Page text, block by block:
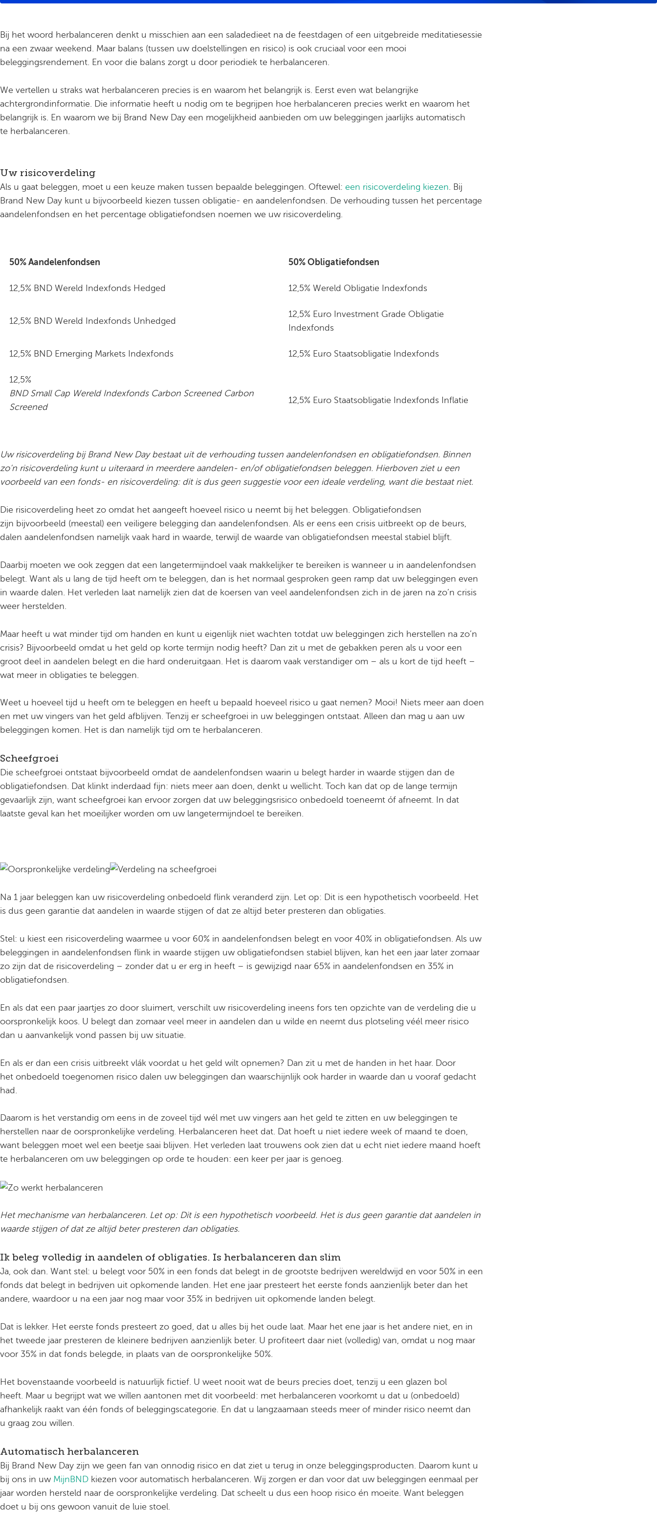
Bij het woord herbalanceren denkt u misschien aan een saladedieet na de feestdagen of een uitgebreide meditatiesessie
na een zwaar weekend. Maar balans (tussen uw doelstellingen en risico) is ook cruciaal voor een mooi
beleggingsrendement. En voor die balans zorgt u door periodiek te herbalanceren.
We vertellen u straks wat herbalanceren precies is en waarom het belangrijk is. Eerst even wat belangrijke
achtergrondinformatie. Die informatie heeft u nodig om te begrijpen hoe herbalanceren precies werkt en waarom het
belangrijk is. En waarom we bij Brand New Day een mogelijkheid aanbieden om uw beleggingen jaarlijks automatisch
te herbalanceren.
Uw risicoverdeling
Als u gaat beleggen, moet u een keuze maken tussen bepaalde beleggingen. Oftewel: een risicoverdeling kiezen. Bij
Brand New Day kunt u bijvoorbeeld kiezen tussen obligatie- en aandelenfondsen. De verhouding tussen het percentage
aandelenfondsen en het percentage obligatiefondsen noemen we uw risicoverdeling.
50% Aandelenfondsen 50% Obligatiefondsen
12,5% BND Wereld Indexfonds Hedged 12,5% Wereld Obligatie Indexfonds
12,5% BND Wereld Indexfonds Unhedged
12,5% Euro Investment Grade Obligatie
Indexfonds
12,5% BND Emerging Markets Indexfonds 12,5% Euro Staatsobligatie Indexfonds
12,5%
BND Small Cap Wereld Indexfonds Carbon Screened Carbon
Screened
12,5% Euro Staatsobligatie Indexfonds Inflatie
Uw risicoverdeling bij Brand New Day bestaat uit de verhouding tussen aandelenfondsen en obligatiefondsen. Binnen
zo’n risicoverdeling kunt u uiteraard in meerdere aandelen- en/of obligatiefondsen beleggen. Hierboven ziet u een
voorbeeld van een fonds- en risicoverdeling: dit is dus geen suggestie voor een ideale verdeling, want die bestaat niet.
Die risicoverdeling heet zo omdat het aangeeft hoeveel risico u neemt bij het beleggen. Obligatiefondsen
zijn bijvoorbeeld (meestal) een veiligere belegging dan aandelenfondsen. Als er eens een crisis uitbreekt op de beurs,
dalen aandelenfondsen namelijk vaak hard in waarde, terwijl de waarde van obligatiefondsen meestal stabiel blijft.
Daarbij moeten we ook zeggen dat een langetermijndoel vaak makkelijker te bereiken is wanneer u in aandelenfondsen
belegt. Want als u lang de tijd heeft om te beleggen, dan is het normaal gesproken geen ramp dat uw beleggingen even
in waarde dalen. Het verleden laat namelijk zien dat de koersen van veel aandelenfondsen zich in de jaren na zo’n crisis
weer herstelden.
Maar heeft u wat minder tijd om handen en kunt u eigenlijk niet wachten totdat uw beleggingen zich herstellen na zo’n
crisis? Bijvoorbeeld omdat u het geld op korte termijn nodig heeft? Dan zit u met de gebakken peren als u voor een
groot deel in aandelen belegt en die hard onderuitgaan. Het is daarom vaak verstandiger om – als u kort de tijd heeft –
wat meer in obligaties te beleggen.
Weet u hoeveel tijd u heeft om te beleggen en heeft u bepaald hoeveel risico u gaat nemen? Mooi! Niets meer aan doen
en met uw vingers van het geld afblijven. Tenzij er scheefgroei in uw beleggingen ontstaat. Alleen dan mag u aan uw
beleggingen komen. Het is dan namelijk tijd om te herbalanceren.
Scheefgroei
Die scheefgroei ontstaat bijvoorbeeld omdat de aandelenfondsen waarin u belegt harder in waarde stijgen dan de
obligatiefondsen. Dat klinkt inderdaad fijn: niets meer aan doen, denkt u wellicht. Toch kan dat op de lange termijn
gevaarlijk zijn, want scheefgroei kan ervoor zorgen dat uw beleggingsrisico onbedoeld toeneemt óf afneemt. In dat
laatste geval kan het moeilijker worden om uw langetermijndoel te bereiken.
Na 1 jaar beleggen kan uw risicoverdeling onbedoeld flink veranderd zijn. Let op: Dit is een hypothetisch voorbeeld. Het
is dus geen garantie dat aandelen in waarde stijgen of dat ze altijd beter presteren dan obligaties.
Stel: u kiest een risicoverdeling waarmee u voor 60% in aandelenfondsen belegt en voor 40% in obligatiefondsen. Als uw
beleggingen in aandelenfondsen flink in waarde stijgen uw obligatiefondsen stabiel blijven, kan het een jaar later zomaar
zo zijn dat de risicoverdeling – zonder dat u er erg in heeft – is gewijzigd naar 65% in aandelenfondsen en 35% in
obligatiefondsen.
En als dat een paar jaartjes zo door sluimert, verschilt uw risicoverdeling ineens fors ten opzichte van de verdeling die u
oorspronkelijk koos. U belegt dan zomaar veel meer in aandelen dan u wilde en neemt dus plotseling véél meer risico
dan u aanvankelijk vond passen bij uw situatie.
En als er dan een crisis uitbreekt vlák voordat u het geld wilt opnemen? Dan zit u met de handen in het haar. Door
het onbedoeld toegenomen risico dalen uw beleggingen dan waarschijnlijk ook harder in waarde dan u vooraf gedacht
had.
Daarom is het verstandig om eens in de zoveel tijd wél met uw vingers aan het geld te zitten en uw beleggingen te
herstellen naar de oorspronkelijke verdeling. Herbalanceren heet dat. Dat hoeft u niet iedere week of maand te doen,
want beleggen moet wel een beetje saai blijven. Het verleden laat trouwens ook zien dat u echt niet iedere maand hoeft
te herbalanceren om uw beleggingen op orde te houden: een keer per jaar is genoeg.
Het mechanisme van herbalanceren. Let op: Dit is een hypothetisch voorbeeld. Het is dus geen garantie dat aandelen in
waarde stijgen of dat ze altijd beter presteren dan obligaties.
Ik beleg volledig in aandelen of obligaties. Is herbalanceren dan slim
Ja, ook dan. Want stel: u belegt voor 50% in een fonds dat belegt in de grootste bedrijven wereldwijd en voor 50% in een
fonds dat belegt in bedrijven uit opkomende landen. Het ene jaar presteert het eerste fonds aanzienlijk beter dan het
andere, waardoor u na een jaar nog maar voor 35% in bedrijven uit opkomende landen belegt.
Dat is lekker. Het eerste fonds presteert zo goed, dat u alles bij het oude laat. Maar het ene jaar is het andere niet, en in
het tweede jaar presteren de kleinere bedrijven aanzienlijk beter. U profiteert daar niet (volledig) van, omdat u nog maar
voor 35% in dat fonds belegde, in plaats van de oorspronkelijke 50%.
Het bovenstaande voorbeeld is natuurlijk fictief. U weet nooit wat de beurs precies doet, tenzij u een glazen bol
heeft. Maar u begrijpt wat we willen aantonen met dit voorbeeld: met herbalanceren voorkomt u dat u (onbedoeld)
afhankelijk raakt van één fonds of beleggingscategorie. En dat u langzaamaan steeds meer of minder risico neemt dan
u graag zou willen.
Automatisch herbalanceren
Bij Brand New Day zijn we geen fan van onnodig risico en dat ziet u terug in onze beleggingsproducten. Daarom kunt u
bij ons in uw MijnBND kiezen voor automatisch herbalanceren. Wij zorgen er dan voor dat uw beleggingen eenmaal per
jaar worden hersteld naar de oorspronkelijke verdeling. Dat scheelt u dus een hoop risico én moeite. Want beleggen
doet u bij ons gewoon vanuit de luie stoel.